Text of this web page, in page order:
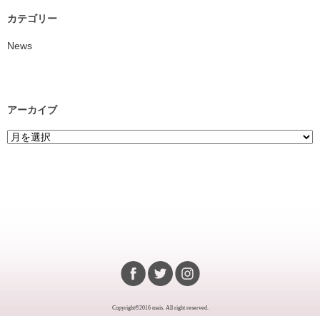
カテゴリー
News
アーカイブ
Copyright©2016 mais. All right reserved.